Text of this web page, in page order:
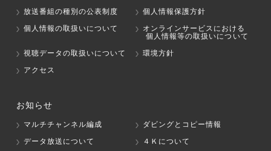
放送番組の種別の公表制度
個人情報保護方針
個人情報の取扱いについて
オンラインサービスにおける
個人情報等の取扱いについて
視聴データの取扱いについて
環境方針
アクセス
お知らせ
マルチチャンネル編成
ダビングとコピー情報
データ放送について
４Ｋについて